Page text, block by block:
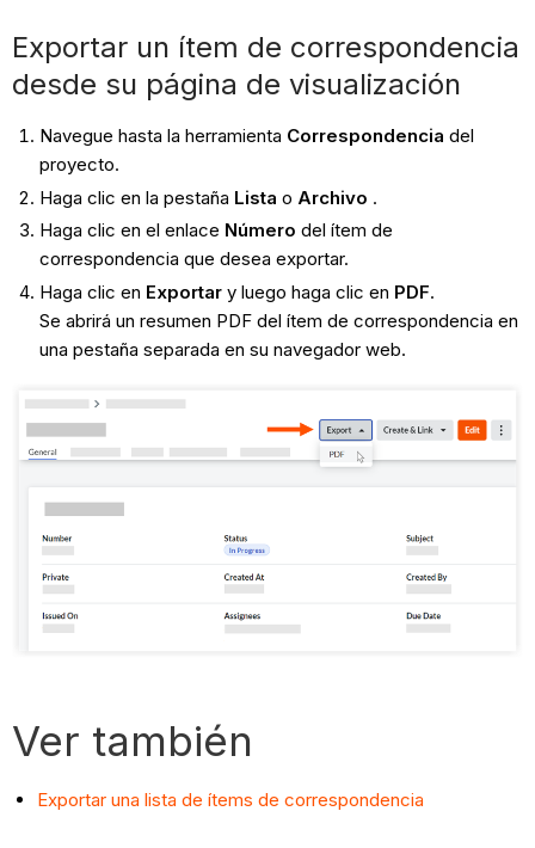
Exportar un ítem de correspondencia
desde su página de visualización
Navegue hasta la herramienta Correspondencia del
proyecto.
Haga clic en la pestaña Lista o Archivo .
Haga clic en el enlace Número del ítem de
correspondencia que desea exportar.
Haga clic en Exportar y luego haga clic en PDF.
Se abrirá un resumen PDF del ítem de correspondencia en
una pestaña separada en su navegador web.
Ver también
Exportar una lista de ítems de correspondencia